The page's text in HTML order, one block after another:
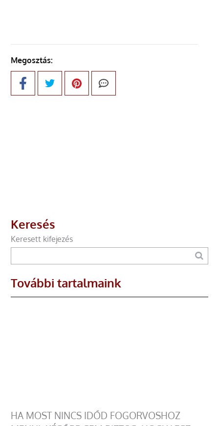
Megosztás:
Keresés
Keresett kifejezés
További tartalmaink
HA MOST NINCS IDŐD FOGORVOSHOZ